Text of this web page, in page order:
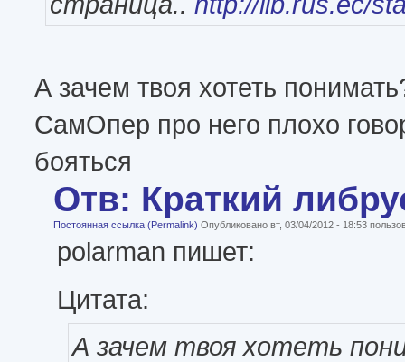
А зачем твоя хотеть
СамОпер про него плохо
бояться
Отв: Краткий
Постоянная ссылка (Permalink) Опубликовано вт, 03/04/2012 - 18:53
polarman пишет:
Цитата:
А зачем твоя хотеть